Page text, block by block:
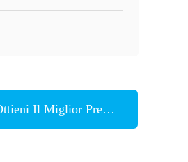
Il Miglior Prezzo